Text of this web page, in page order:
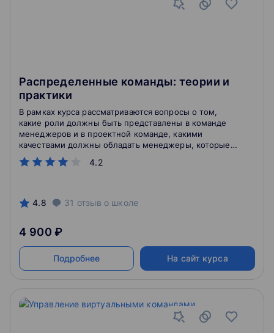
Распределенные команды: теории и
практики
4.2
В рамках курса рассматриваются вопросы о том,
какие роли должны быть представлены в команде
менеджеров и в проектной команде, какими
качествами должны обладать менеджеры, которые
будут исполнять эти роли, какие стадии проходит
команда на пути своей эволюции.
4.8 31 отзыв о школе
4 900 ₽
Подробнее На сайт курса